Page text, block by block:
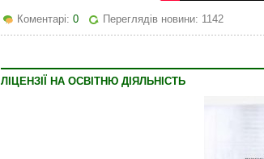
Коментарі: 0 Переглядів новини: 1142
ЛІЦЕНЗІЇ НА ОСВІТНЮ ДІЯЛЬНІСТЬ